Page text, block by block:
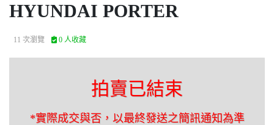
HYUNDAI PORTER
11 次瀏覽 0 人收藏
拍賣已結束
*實際成交與否，以最終發送之簡訊通知為準